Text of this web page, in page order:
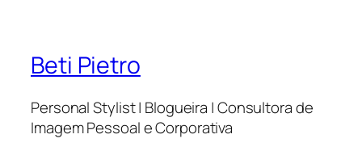
Beti Pietro
Personal Stylist | Blogueira | Consultora de
Imagem Pessoal e Corporativa